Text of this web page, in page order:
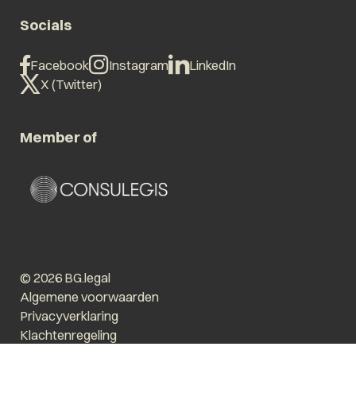
Socials
Facebook Instagram
LinkedIn
X (Twitter)
Member of
© 2026 BG.legal
Algemene voorwaarden
Privacyverklaring
Klachtenregeling